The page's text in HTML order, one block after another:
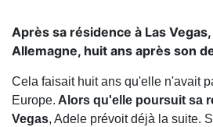
Après sa résidence à Las
Allemagne, huit ans après son
Cela faisait huit ans qu'elle n'avait
Europe. Alors qu'elle poursuit sa
Vegas, Adele prévoit déjà la suite.